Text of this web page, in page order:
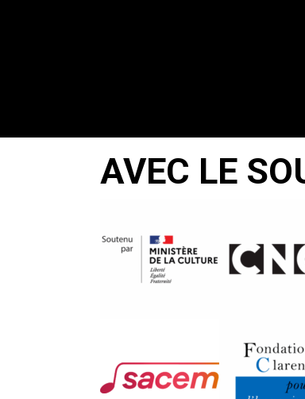
AVEC LE